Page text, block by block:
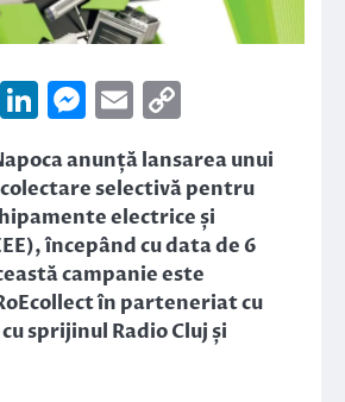
WhatsApp
LinkedIn
Messenger
Email
anunță lansarea unui
selectivă pentru
electrice și
începând cu data de 6
campanie este
în parteneriat cu
sprijinul Radio Cluj și